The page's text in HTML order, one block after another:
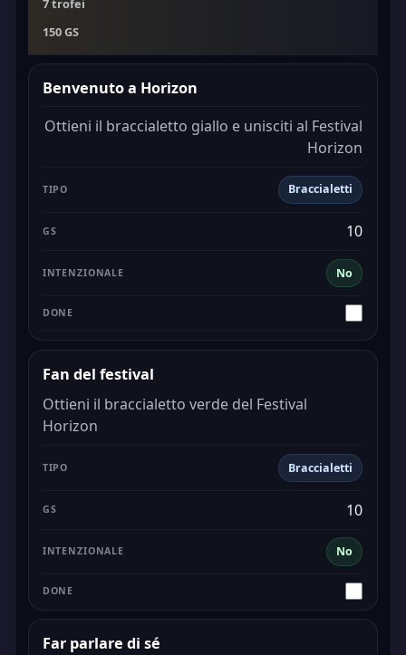
150 GS
Benvenuto a Horizon
Ottieni il braccialetto giallo e unisciti al Festival
Horizon
Braccialetti
No
10
Fan del festival
Ottieni il braccialetto verde del Festival
Horizon
Braccialetti
No
10
Far parlare di sé